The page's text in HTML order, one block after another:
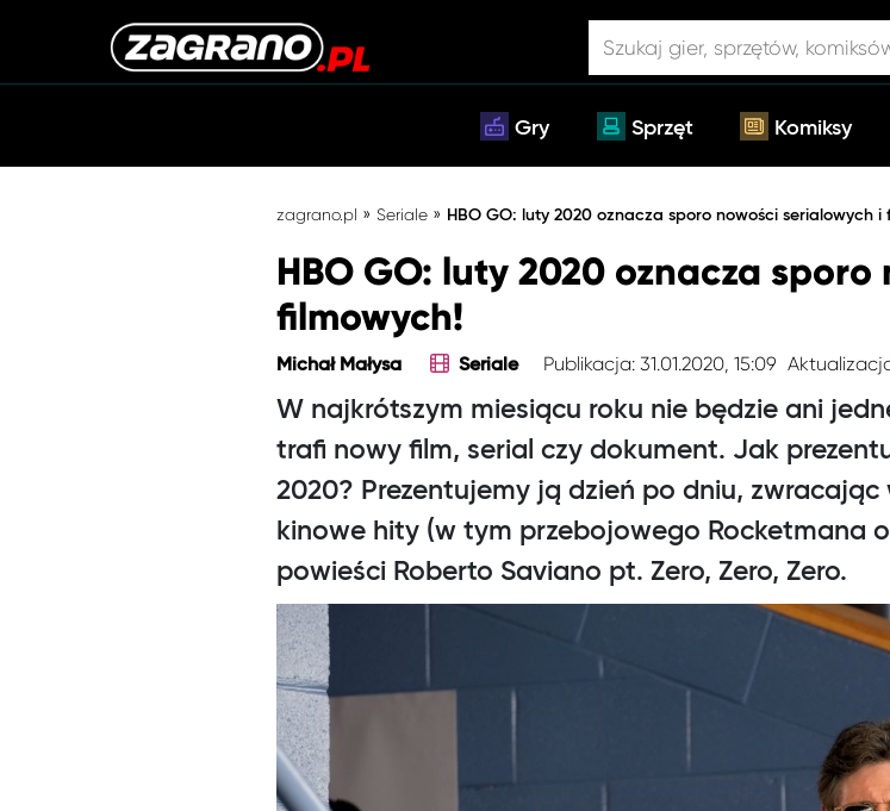
Gry Sprzęt Komiksy
zagrano.pl » Seriale » HBO GO: luty 2020 oznacza sporo nowości serialowych i
HBO GO: luty 2020 oznacza
filmowych!
Michał Małysa Seriale Publikacja: 31.01.2020, 15:09
W najkrótszym miesiącu roku nie będzie ani
trafi nowy film, serial czy dokument. Jak
2020? Prezentujemy ją dzień po dniu,
kinowe hity (w tym przebojowego Rocketmana
powieści Roberto Saviano pt. Zero, Zero, Zero.